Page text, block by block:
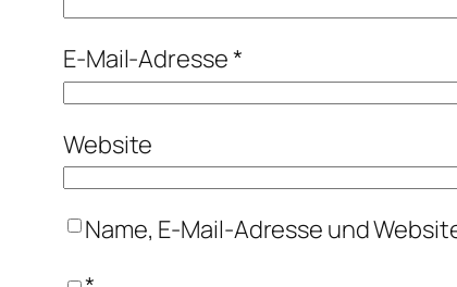
E-Mail-Adresse*
Website
Name, E-Mail-Adresse und